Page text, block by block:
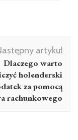
artykuł
Dlaczego warto
holenderski
za pomocą
rachunkowego